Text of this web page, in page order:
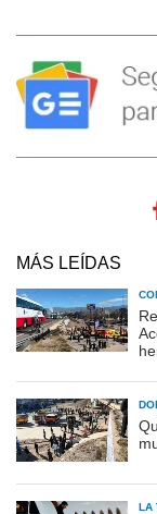
MÁS LEÍDAS
LA